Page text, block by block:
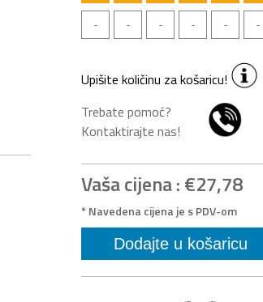
Upišite količinu za košaricu!
Trebate pomoć?
Kontaktirajte nas!
Vaša cijena :€27,78
* Navedena cijena je s PDV-om